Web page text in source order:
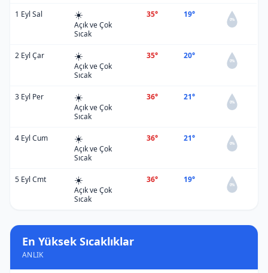
1 Eyl Sal ☀️
Açık ve Çok
Sıcak
35° 19°
0%
2 Eyl Çar ☀️
Açık ve Çok
Sıcak
35° 20°
0%
3 Eyl Per ☀️
Açık ve Çok
Sıcak
36° 21°
0%
4 Eyl Cum ☀️
Açık ve Çok
Sıcak
36° 21°
0%
5 Eyl Cmt ☀️
Açık ve Çok
Sıcak
36° 19°
0%
En Yüksek Sıcaklıklar
ANLIK